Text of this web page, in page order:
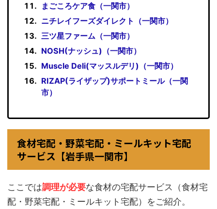
まごころケア食（一関市）
ニチレイフーズダイレクト（一関市）
三ツ星ファーム（一関市）
NOSH(ナッシュ)（一関市）
Muscle Deli(マッスルデリ)（一関市）
RIZAP(ライザップ)サポートミール（一関
市）
食材宅配・野菜宅配・ミールキット宅配
サービス【岩手県一関市】
ここでは調理が必要な食材の宅配サービス（食材宅
配・野菜宅配・ミールキット宅配）をご紹介。